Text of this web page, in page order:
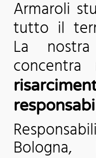
Armaroli
tutto il
La
Bologna,